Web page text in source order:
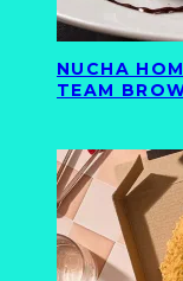
NUCHA
TEAM